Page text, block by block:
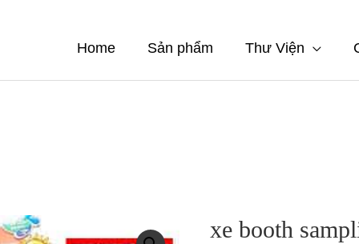
Home Sản phẩm Thư Viện
xe booth